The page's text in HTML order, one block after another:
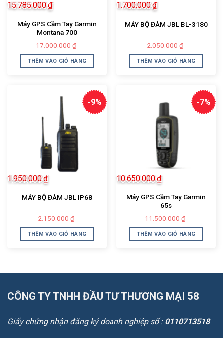
Máy GPS Cầm Tay Garmin
Montana 700
17.000.000 ₫
là:
17.000.000₫.
15.785.000₫
tại
là:
THÊM VÀO GIỎ HÀNG
MÁY BỘ ĐÀM JBL BL-3180
2.050.000 ₫
là:
2.050.000₫.
1.700.000₫
tại
là:
THÊM VÀO GIỎ HÀNG
-9%
MÁY BỘ ĐÀM JBL IP68
2.150.000 ₫
là:
2.150.000₫.
1.950.000₫
tại
là:
THÊM VÀO GIỎ HÀNG
-7%
Máy GPS Cầm Tay Garmin
65s
11.500.000 ₫
là:
10.650.000₫
tại
là:
THÊM VÀO GIỎ HÀNG
CÔNG TY TNHH ĐẦU TƯ THƯƠNG MẠI 58
Giấy chứng nhận đăng ký doanh nghiệp số : 0110713518